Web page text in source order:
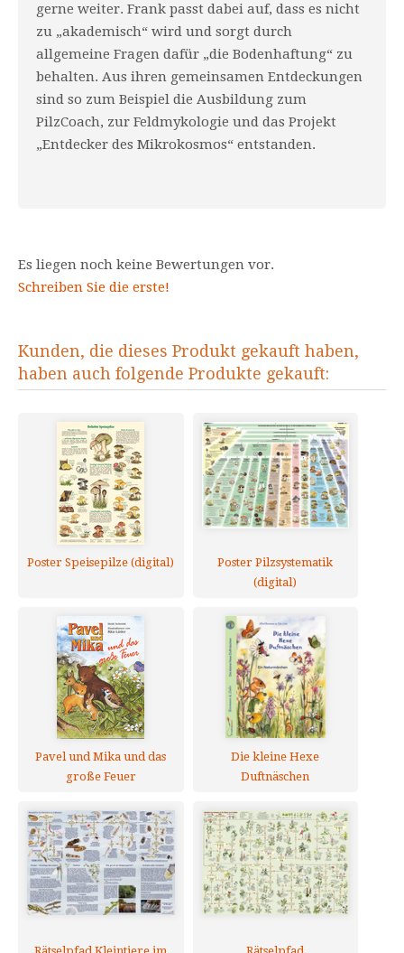
gerne weiter. Frank passt dabei auf, dass es nicht
zu „akademisch“ wird und sorgt durch
allgemeine Fragen dafür „die Bodenhaftung“ zu
behalten. Aus ihren gemeinsamen Entdeckungen
sind so zum Beispiel die Ausbildung zum
PilzCoach, zur Feldmykologie und das Projekt
„Entdecker des Mikrokosmos“ entstanden.
Es liegen noch keine Bewertungen vor.
Schreiben Sie die erste!
Kunden, die dieses Produkt gekauft haben,
haben auch folgende Produkte gekauft:
Poster Speisepilze (digital)
Poster Pilzsystematik
(digital)
Pavel und Mika und das
große Feuer
Die kleine Hexe
Duftnäschen